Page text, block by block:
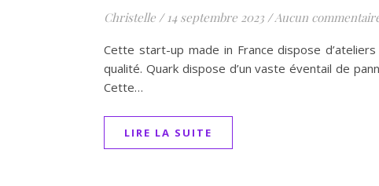
Christelle / 14 septembre 2023 /Aucun
Cette start-up made in France dispose
qualité. Quark dispose d’un vaste éventail de
Cette…
LIRE LA SUITE